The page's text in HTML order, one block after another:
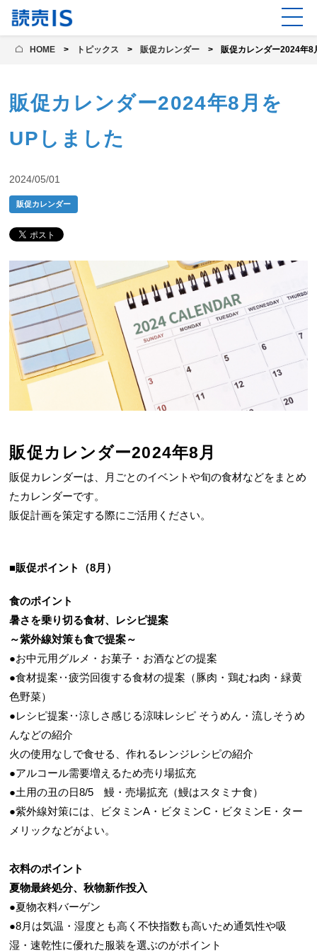
HOME トピックス 販促カレンダー 販促カレンダー2024年8
販促カレンダー2024年8月を
UPしました
2024/05/01
販促カレンダー
販促カレンダー2024年8月
販促カレンダーは、月ごとのイベントや旬の食材などをまとめ
たカレンダーです。
販促計画を策定する際にご活用ください。
■販促ポイント（8月）
食のポイント
暑さを乗り切る食材、レシピ提案
～紫外線対策も食で提案～
●お中元用グルメ・お菓子・お酒などの提案
●食材提案‥疲労回復する食材の提案（豚肉・鶏むね肉・緑黄
色野菜）
●レシピ提案‥涼しさ感じる涼味レシピ そうめん・流しそうめ
んなどの紹介
火の使用なしで食せる、作れるレンジレシピの紹介
●アルコール需要増えるため売り場拡充
●土用の丑の日8/5 鰻・売場拡充（鰻はスタミナ食）
●紫外線対策には、ビタミンA・ビタミンC・ビタミンE・ター
メリックなどがよい。
衣料のポイント
夏物最終処分、秋物新作投入
●夏物衣料バーゲン
●8月は気温・湿度とも高く不快指数も高いため通気性や吸
湿・速乾性に優れた服装を選ぶのがポイント